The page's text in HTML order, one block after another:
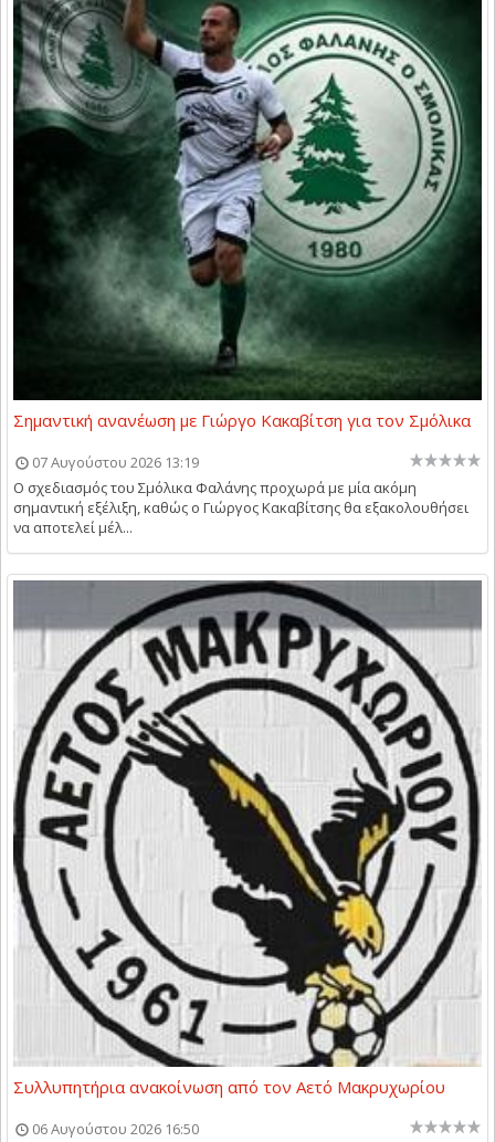
Σημαντική ανανέωση με Γιώργο Κακαβίτση για τον Σμόλικα
07 Αυγούστου 2026 13:19
Ο σχεδιασμός του Σμόλικα Φαλάνης προχωρά με μία ακόμη
σημαντική εξέλιξη, καθώς ο Γιώργος Κακαβίτσης θα εξακολουθήσει
να αποτελεί μέλ...
Συλλυπητήρια ανακοίνωση από τον Αετό Μακρυχωρίου
06 Αυγούστου 2026 16:50